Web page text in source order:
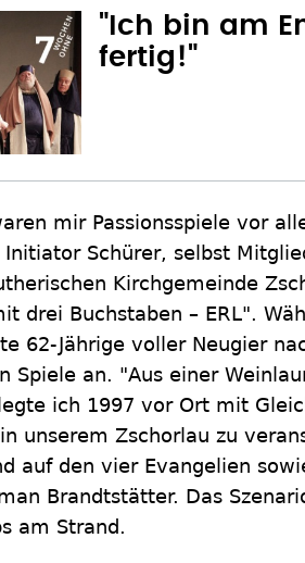
"Ich bin am
fertig!"
mir Passionsspiele vor
Schürer, selbst
Kirchgemeinde
drei Buchstaben – ERL".
62-Jährige voller Neugier
Spiele an. "Aus einer
ich 1997 vor Ort mit
unserem Zschorlau zu
auf den vier Evangelien
Brandtstätter. Das
am Strand.